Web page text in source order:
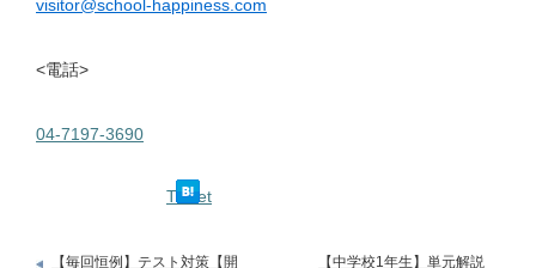
visitor@school-happiness.com
<電話>
04-7197-3690
Tweet
【毎回恒例】テスト対策【開
【中学校1年生】単元解説